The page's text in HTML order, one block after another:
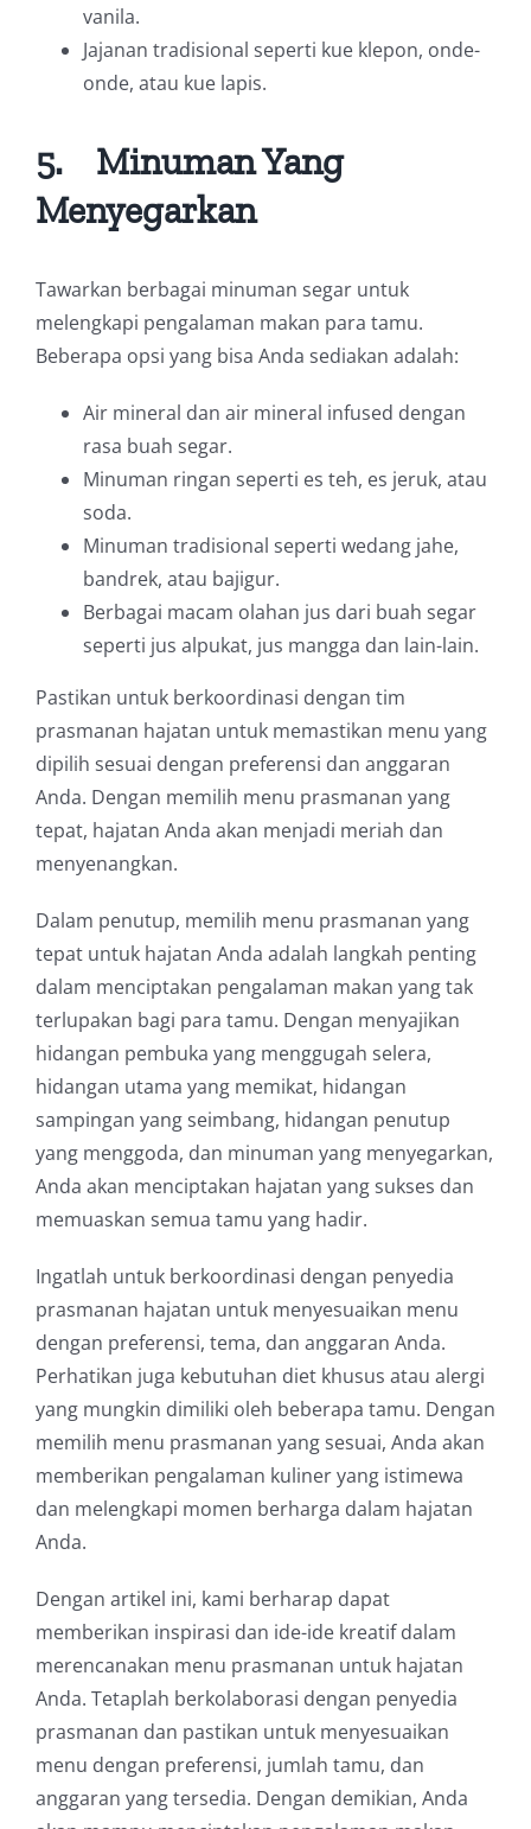
vanila.
Jajanan tradisional seperti kue klepon, onde-
onde, atau kue lapis.
5. Minuman Yang
Menyegarkan
Tawarkan berbagai minuman segar untuk
melengkapi pengalaman makan para tamu.
Beberapa opsi yang bisa Anda sediakan adalah:
Air mineral dan air mineral infused dengan
rasa buah segar.
Minuman ringan seperti es teh, es jeruk, atau
soda.
Minuman tradisional seperti wedang jahe,
bandrek, atau bajigur.
Berbagai macam olahan jus dari buah segar
seperti jus alpukat, jus mangga dan lain-lain.
Pastikan untuk berkoordinasi dengan tim
prasmanan hajatan untuk memastikan menu yang
dipilih sesuai dengan preferensi dan anggaran
Anda. Dengan memilih menu prasmanan yang
tepat, hajatan Anda akan menjadi meriah dan
menyenangkan.
Dalam penutup, memilih menu prasmanan yang
tepat untuk hajatan Anda adalah langkah penting
dalam menciptakan pengalaman makan yang tak
terlupakan bagi para tamu. Dengan menyajikan
hidangan pembuka yang menggugah selera,
hidangan utama yang memikat, hidangan
sampingan yang seimbang, hidangan penutup
yang menggoda, dan minuman yang menyegarkan,
Anda akan menciptakan hajatan yang sukses dan
memuaskan semua tamu yang hadir.
Ingatlah untuk berkoordinasi dengan penyedia
prasmanan hajatan untuk menyesuaikan menu
dengan preferensi, tema, dan anggaran Anda.
Perhatikan juga kebutuhan diet khusus atau alergi
yang mungkin dimiliki oleh beberapa tamu. Dengan
memilih menu prasmanan yang sesuai, Anda akan
memberikan pengalaman kuliner yang istimewa
dan melengkapi momen berharga dalam hajatan
Anda.
Dengan artikel ini, kami berharap dapat
memberikan inspirasi dan ide-ide kreatif dalam
merencanakan menu prasmanan untuk hajatan
Anda. Tetaplah berkolaborasi dengan penyedia
prasmanan dan pastikan untuk menyesuaikan
menu dengan preferensi, jumlah tamu, dan
anggaran yang tersedia. Dengan demikian, Anda